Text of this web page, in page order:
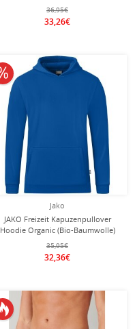
36,95€
33,26€
Jako
JAKO Freizeit Kapuzenpullover
Hoodie Organic (Bio-Baumwolle)
royalblau Jungen
35,95€
32,36€
10% reduziert